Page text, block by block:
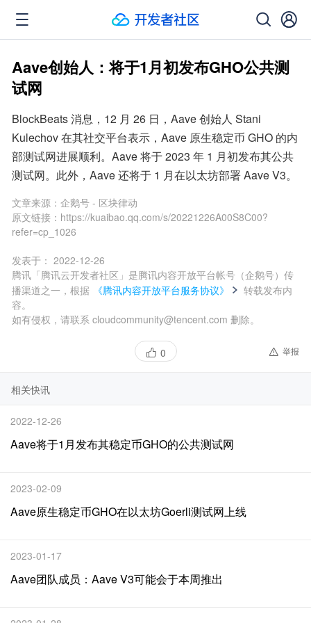
Aave创始人：将于1月初发布GHO公共测
试网
BlockBeats 消息，12 月 26 日，Aave 创始人 Stani
Kulechov 在其社交平台表示，Aave 原生稳定币 GHO 的内
部测试网进展顺利。Aave 将于 2023 年 1 月初发布其公共
测试网。此外，Aave 还将于 1 月在以太坊部署 Aave V3。
文章来源： 企鹅号 - 区块律动
原文链接： https://kuaibao.qq.com/s/20221226A00S8C00?
refer=cp_1026
发表于： 2022-12-26
腾讯「腾讯云开发者社区」是腾讯内容开放平台帐号（企鹅号）传
播渠道之一，根据
《腾讯内容开放平台服务协议》
转载发布内
容。
如有侵权，请联系 cloudcommunity@tencent.com 删除。
0 举报
相关快讯
2022-12-26
Aave将于1月发布其稳定币GHO的公共测试网
2023-02-09
Aave原生稳定币GHO在以太坊Goerli测试网上线
2023-01-17
Aave团队成员：Aave V3可能会于本周推出